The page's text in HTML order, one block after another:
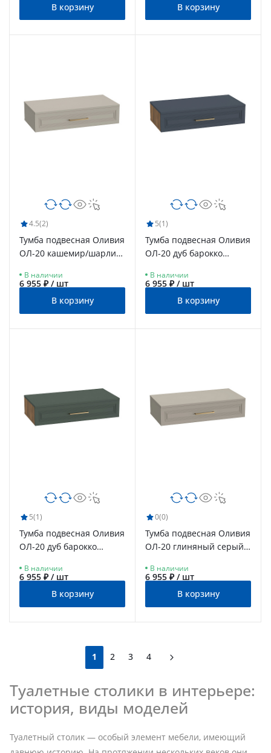
В корзину
В корзину
4.5(2)
Тумба подвесная Оливия
ОЛ-20 кашемир/шарли
В наличии
6 955 ₽ / шт
В корзину
5(1)
Тумба подвесная Оливия
ОЛ-20 дуб барокко
В наличии
6 955 ₽ / шт
В корзину
5(1)
Тумба подвесная Оливия
ОЛ-20 дуб барокко
В наличии
6 955 ₽ / шт
В корзину
0(0)
Тумба подвесная Оливия
ОЛ-20 глиняный серый/
В наличии
6 955 ₽ / шт
В корзину
1 2 3 4
Туалетные столики в интерьере:
история, виды моделей
Туалетный столик — особый элемент мебели, имеющий